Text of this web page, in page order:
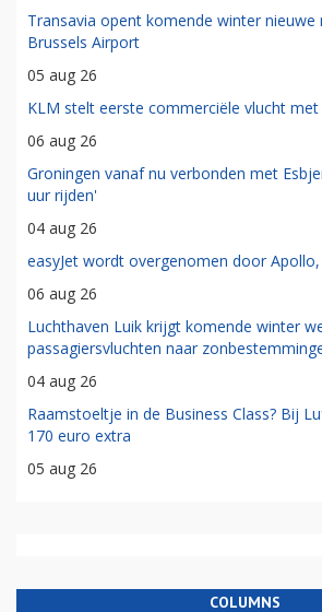
Transavia opent komende winter
Brussels Airport
05 aug 26
KLM stelt eerste commerciële vlucht
06 aug 26
Groningen vanaf nu verbonden met
uur rijden'
04 aug 26
easyJet wordt overgenomen door
06 aug 26
Luchthaven Luik krijgt komende winter
passagiersvluchten naar
04 aug 26
Raamstoeltje in de Business Class? Bij
170 euro extra
05 aug 26
COLUMNS